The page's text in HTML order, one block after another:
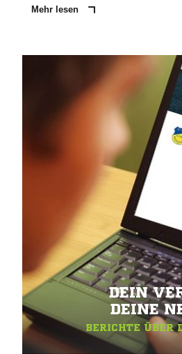
Mehr lesen
DEIN
DEINE
BERICHTE ÜBER